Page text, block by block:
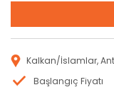
Kalkan/İslamlar,
Başlangıç Fiyatı